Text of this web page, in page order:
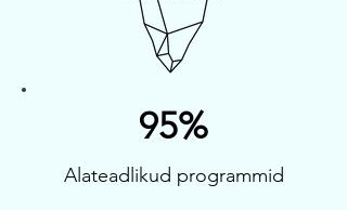
95%
Alateadlikud programmid